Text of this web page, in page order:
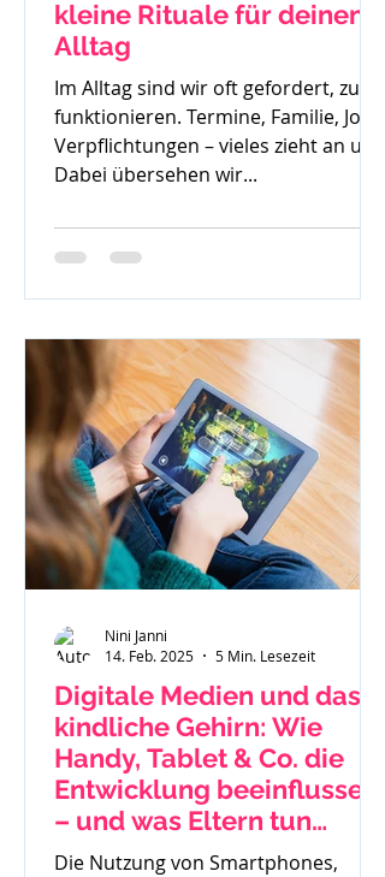
kleine Rituale für deinen
Alltag
Im Alltag sind wir oft gefordert, zu
funktionieren. Termine, Familie, Job,
Verpflichtungen – vieles zieht an uns.
Dabei übersehen wir...
Digitale Medien und das
kindliche Gehirn: Wie
Handy, Tablet & Co. die
Entwicklung beeinflussen
– und was Eltern tun
können
Die Nutzung von Smartphones,
Nini Janni
14. Feb. 2025
5 Min. Lesezeit